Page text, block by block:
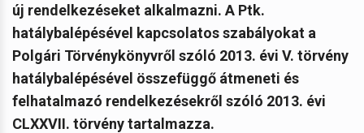
új rendelkezéseket alkalmazni. A Ptk.
hatálybalépésével kapcsolatos szabályokat a
Polgári Törvénykönyvről szóló 2013. évi V. törvény
hatálybalépésével összefüggő átmeneti és
felhatalmazó rendelkezésekről szóló 2013. évi
CLXXVII. törvény tartalmazza.